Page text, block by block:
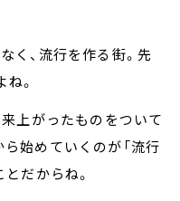
く、流行を作る街。先
。
上がったものをついて
始めていくのが「流行
だからね。